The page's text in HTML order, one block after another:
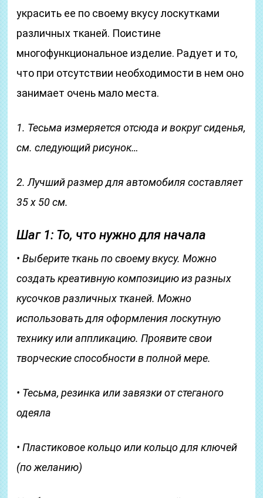
украсить ее по своему вкусу лоскутками
различных тканей. Поистине
многофункциональное изделие. Радует и то,
что при отсутствии необходимости в нем оно
занимает очень мало места.
1. Тесьма измеряется отсюда и вокруг сиденья,
см. следующий рисунок…
2. Лучший размер для автомобиля составляет
35 х 50 см.
Шаг 1: То, что нужно для начала
• Выберите ткань по своему вкусу. Можно
создать креативную композицию из разных
кусочков различных тканей. Можно
использовать для оформления лоскутную
технику или аппликацию. Проявите свои
творческие способности в полной мере.
• Тесьма, резинка или завязки от стеганого
одеяла
• Пластиковое кольцо или кольцо для ключей
(по желанию)